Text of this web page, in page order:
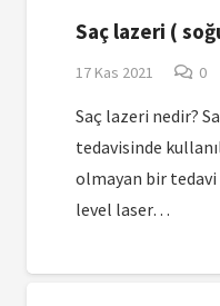
Saç lazeri (
17 Kas 2021 0
Saç lazeri nedir?
tedavisinde
olmayan bir
level laser…